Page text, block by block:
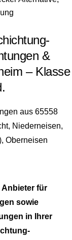
&
– Klasse
Anbieter für
sowie
in Ihrer